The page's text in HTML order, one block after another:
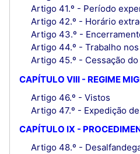
Artigo 41.º - Período
Artigo 42.º - Horário
Artigo 43.º -
Artigo 44.º - Trabalho
Artigo 45.º - Cessação
CAPÍTULO VIII - REGIME
Artigo 46.º - Vistos
Artigo 47.º - Expedição
CAPÍTULO IX -
Artigo 48.º -